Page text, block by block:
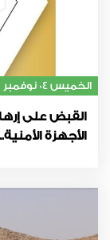
الخميس 04 نوفمبر
القبض على
الأجهزة